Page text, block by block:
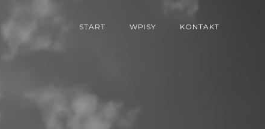
START WPISY KONTAKT